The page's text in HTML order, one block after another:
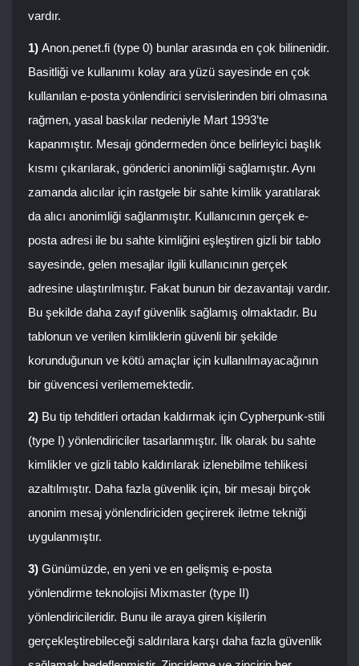
vardır.
1) Anon.penet.fi (type 0) bunlar arasında en çok bilinenidir.
Basitliği ve kullanımı kolay ara yüzü sayesinde en çok
kullanılan e-posta yönlendirici servislerinden biri olmasına
rağmen, yasal baskılar nedeniyle Mart 1993’te
kapanmıştır. Mesajı göndermeden önce belirleyici başlık
kısmı çıkarılarak, gönderici anonimliği sağlamıştır. Aynı
zamanda alıcılar için rastgele bir sahte kimlik yaratılarak
da alıcı anonimliği sağlanmıştır. Kullanıcının gerçek e-
posta adresi ile bu sahte kimliğini eşleştiren gizli bir tablo
sayesinde, gelen mesajlar ilgili kullanıcının gerçek
adresine ulaştırılmıştır. Fakat bunun bir dezavantajı vardır.
Bu şekilde daha zayıf güvenlik sağlamış olmaktadır. Bu
tablonun ve verilen kimliklerin güvenli bir şekilde
korunduğunun ve kötü amaçlar için kullanılmayacağının
bir güvencesi verilememektedir.
2) Bu tip tehditleri ortadan kaldırmak için Cypherpunk-stili
(type I) yönlendiriciler tasarlanmıştır. İlk olarak bu sahte
kimlikler ve gizli tablo kaldırılarak izlenebilme tehlikesi
azaltılmıştır. Daha fazla güvenlik için, bir mesajı birçok
anonim mesaj yönlendiriciden geçirerek iletme tekniği
uygulanmıştır.
3) Günümüzde, en yeni ve en gelişmiş e-posta
yönlendirme teknolojisi Mixmaster (type II)
yönlendiricileridir. Bunu ile araya giren kişilerin
gerçekleştirebileceği saldırılara karşı daha fazla güvenlik